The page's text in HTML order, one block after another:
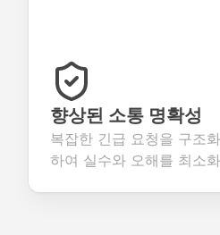
향상된 소통 명확성
복잡한 긴급 요청을 구조
하여 실수와 오해를 최소